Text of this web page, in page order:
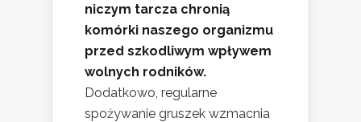
niczym tarcza chronią
komórki naszego organizmu
przed szkodliwym wpływem
wolnych rodników.
Dodatkowo, regularne
spożywanie gruszek wzmacnia